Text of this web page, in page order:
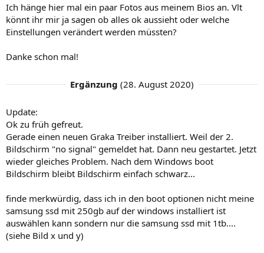
Ich hänge hier mal ein paar Fotos aus meinem Bios an. Vlt
könnt ihr mir ja sagen ob alles ok aussieht oder welche
Einstellungen verändert werden müssten?
Danke schon mal!
Ergänzung (28. August 2020)
Update:
Ok zu früh gefreut.
Gerade einen neuen Graka Treiber installiert. Weil der 2.
Bildschirm "no signal" gemeldet hat. Dann neu gestartet. Jetzt
wieder gleiches Problem. Nach dem Windows boot
Bildschirm bleibt Bildschirm einfach schwarz...
finde merkwürdig, dass ich in den boot optionen nicht meine
samsung ssd mit 250gb auf der windows installiert ist
auswählen kann sondern nur die samsung ssd mit 1tb....
(siehe Bild x und y)